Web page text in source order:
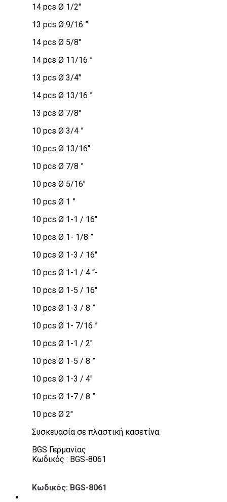
14 pcs Ø 1/2″
13 pcs Ø 9/16 ”
14 pcs Ø 5/8″
14 pcs Ø 11/16 ”
13 pcs Ø 3/4″
14 pcs Ø 13/16 ”
13 pcs Ø 7/8″
10 pcs Ø 3/4 ”
10 pcs Ø 13/16″
10 pcs Ø 7/8 ”
10 pcs Ø 5/16″
10 pcs Ø 1 ”
10 pcs Ø 1-1 / 16″
10 pcs Ø 1- 1/8 ”
10 pcs Ø 1-3 / 16″
10 pcs Ø 1-1 / 4 “-
10 pcs Ø 1-5 / 16″
10 pcs Ø 1-3 / 8 ”
10 pcs Ø 1- 7/16 ”
10 pcs Ø 1-1 / 2″
10 pcs Ø 1-5 / 8 ”
10 pcs Ø 1-3 / 4″
10 pcs Ø 1-7 / 8 ”
10 pcs Ø 2″
Συσκευασία σε πλαστική κασετίνα
BGS Γερμανίας
Κωδικός : BGS-8061
Κωδικός: BGS-8061